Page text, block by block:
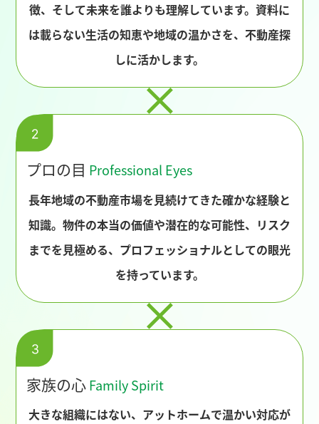
徴、そして未来を誰よりも理解しています。資料に
は載らない生活の知恵や地域の温かさを、不動産探
しに活かします。
プロの目 Professional Eyes
長年地域の不動産市場を見続けてきた確かな経験と
知識。物件の本当の価値や潜在的な可能性、リスク
までを見極める、プロフェッショナルとしての眼光
を持っています。
家族の心Family Spirit
大きな組織にはない、アットホームで温かい対応が